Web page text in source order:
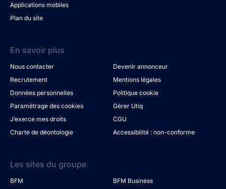
Applications mobiles
Plan du site
En savoir plus
Nous contacter
Devenir annonceur
Recrutement
Mentions légales
Données personnelles
Politique cookie
Paramétrage des cookies
Gérer Utiq
J’exerce mes droits
CGU
Charte de déontologie
Accessibilité : non-conforme
Les sites du groupe
BFM
BFM Business